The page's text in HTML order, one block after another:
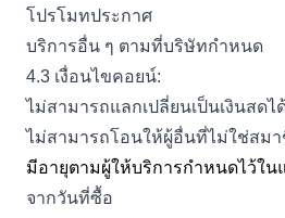
โปรโมทประกาศ
บริการอื่น ๆ ตามที่บริษัทกำหนด
4.3 เงื่อนไขคอยน์:
ไม่สามารถแลกเปลี่ยนเป็นเงินสดไ
ไม่สามารถโอนให้ผู้อื่นที่ไม่ใช่สม
มีอายุตามผู้ให้บริการกำหนดไว้ใน
จากวันที่ซื้อ